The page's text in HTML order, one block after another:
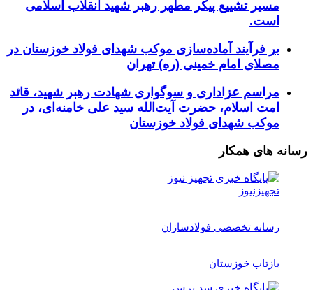
مسیر تشییع پیکر مطهر رهبر شهید انقلاب اسلامی
است.
بر فرآیند آماده‌سازی موکب شهدای فولاد خوزستان در
مصلای امام خمینی (ره) تهران
مراسم عزاداری و سوگواری شهادت رهبر شهید، قائد
امت اسلام، حضرت آیت‌الله سید علی خامنه‌ای، در
موکب شهدای فولاد خوزستان
رسانه های همکار
تجهیزنیوز
رسانه تخصصی فولادسازان
بازتاب خوزستان